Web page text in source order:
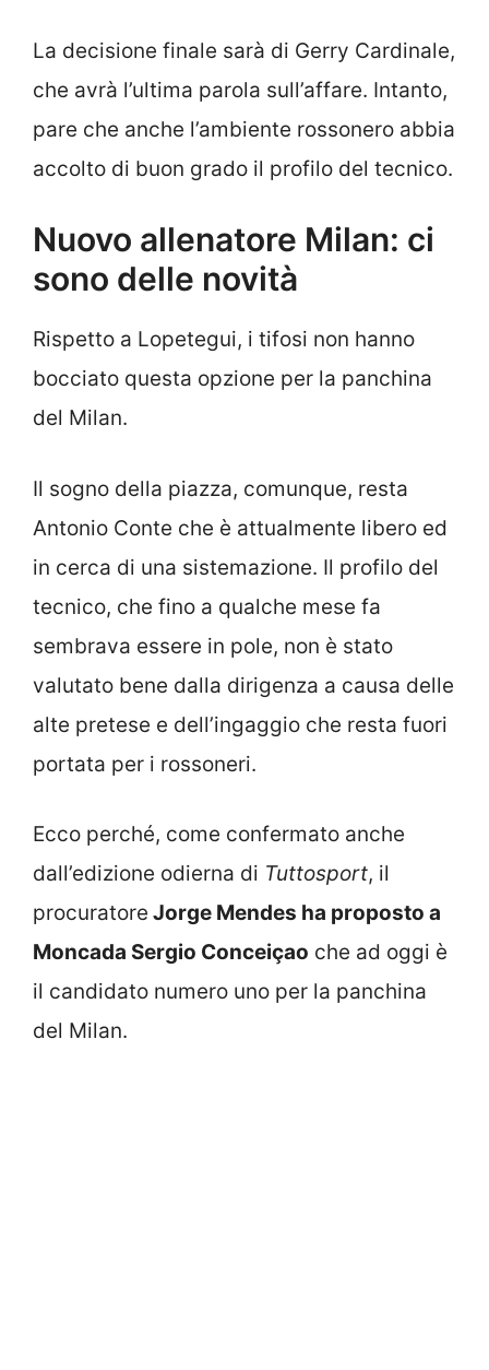
La decisione finale sarà di Gerry Cardinale,
che avrà l’ultima parola sull’affare. Intanto,
pare che anche l’ambiente rossonero abbia
accolto di buon grado il profilo del tecnico.
Nuovo allenatore Milan: ci
sono delle novità
Rispetto a Lopetegui, i tifosi non hanno
bocciato questa opzione per la panchina
del Milan.
Il sogno della piazza, comunque, resta
Antonio Conte che è attualmente libero ed
in cerca di una sistemazione. Il profilo del
tecnico, che fino a qualche mese fa
sembrava essere in pole, non è stato
valutato bene dalla dirigenza a causa delle
alte pretese e dell’ingaggio che resta fuori
portata per i rossoneri.
Ecco perché, come confermato anche
dall’edizione odierna di Tuttosport, il
procuratore Jorge Mendes ha proposto a
Moncada Sergio Conceiçao che ad oggi è
il candidato numero uno per la panchina
del Milan.